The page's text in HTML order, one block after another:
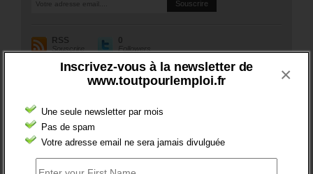
Inscrivez-vous à la newsletter de
www.toutpourlemploi.fr
Une seule newsletter par mois
Pas de spam
Votre adresse email ne sera jamais divulguée
×
RSS
Souscrire
0
Followers